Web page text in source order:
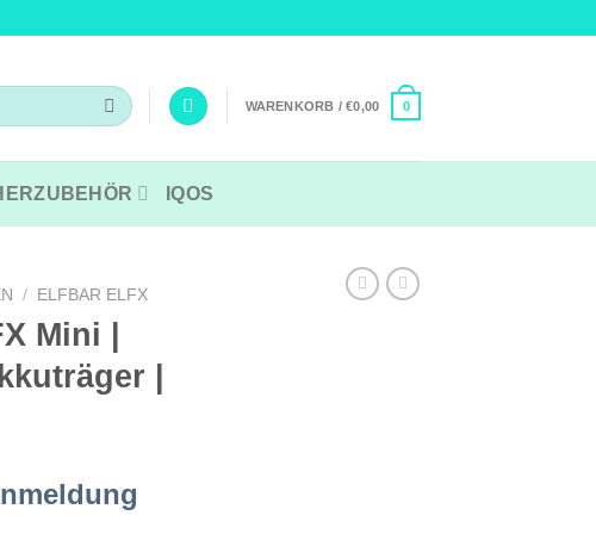
WARENKORB /€0,00 0
IQOS
/ ELFBAR ELFX
Mini |
|